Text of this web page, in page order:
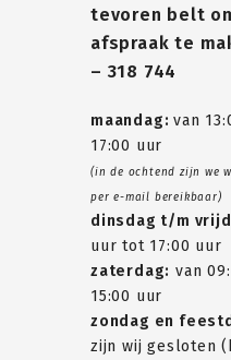
tevoren belt
afspraak te
– 318 744
maandag:van
17:00 uur
(in de ochtend zijn we
per e-mail bereikbaar)
dinsdag t/m
uur tot 17:00 uur
zaterdag: van
15:00 uur
zondag en
zijn wij gesloten